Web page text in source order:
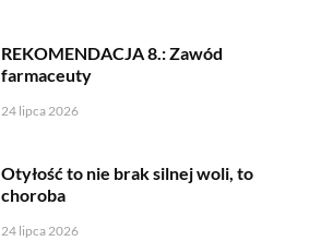
REKOMENDACJA 8.: Zawód
farmaceuty
24 lipca 2026
Otyłość to nie brak silnej woli, to
choroba
24 lipca 2026